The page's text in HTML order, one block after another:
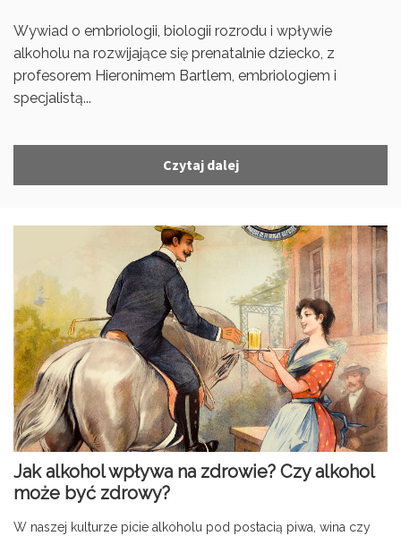
Wywiad o embriologii, biologii rozrodu i wpływie
alkoholu na rozwijające się prenatalnie dziecko, z
profesorem Hieronimem Bartlem, embriologiem i
specjalistą...
Czytaj dalej
Jak alkohol wpływa na zdrowie? Czy alkohol
może być zdrowy?
W naszej kulturze picie alkoholu pod postacią piwa, wina czy